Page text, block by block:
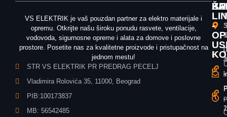
VS ELEKTRIK je vaš pouzdan partner za elektro materijale i
opremu. Otkrijte našu široku ponudu rasvete, ventilacije,
vodovoda, sigurnosne opreme i alata za domove i poslovne
prostore. Posetite nas za kvalitetne proizvode i pristupačnost na
jednom mestu!
STR VS ELEKTRIK PR PREDRAG PECELJ
Vladimira Rolovića 35, 11000, Beograd
PIB:100173837
MB: 56542485
-
-
-